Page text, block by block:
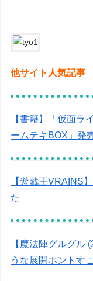
他サイト人気記事
【書籍】「仮面ラ
ームテキBOX」発
【遊戯王VRAINS
た
【魔法陣グルグル
うな展開ホントす